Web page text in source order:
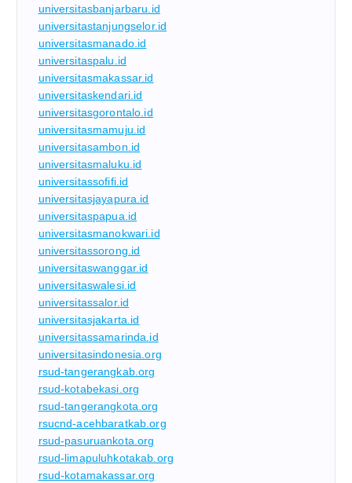
universitasbanjarbaru.id
universitastanjungselor.id
universitasmanado.id
universitaspalu.id
universitasmakassar.id
universitaskendari.id
universitasgorontalo.id
universitasmamuju.id
universitasambon.id
universitasmaluku.id
universitassofifi.id
universitasjayapura.id
universitaspapua.id
universitasmanokwari.id
universitassorong.id
universitaswanggar.id
universitaswalesi.id
universitassalor.id
universitasjakarta.id
universitassamarinda.id
universitasindonesia.org
rsud-tangerangkab.org
rsud-kotabekasi.org
rsud-tangerangkota.org
rsucnd-acehbaratkab.org
rsud-pasuruankota.org
rsud-limapuluhkotakab.org
rsud-kotamakassar.org